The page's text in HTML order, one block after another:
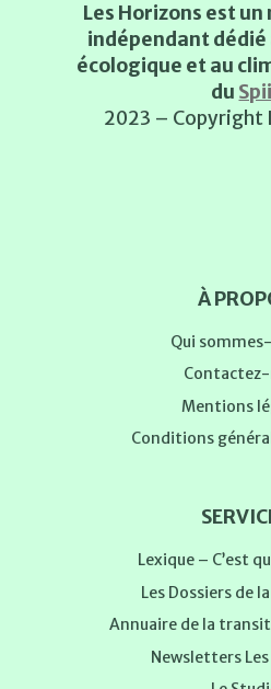
Les Horizons est
indépendant
écologique et au
du Spiil
2023 – Copyright
À
Qui
Mentions
Conditions
Lexique – C’est
Les Dossiers de
Annuaire de la
Newsletters